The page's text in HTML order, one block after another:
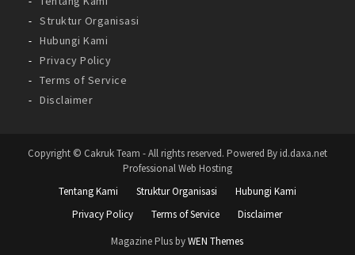
Struktur Organisasi
Hubungi Kami
Privacy Policy
Terms of Service
Disclaimer
Copyright © Cakruk Team - All rights reserved. Powered By id.daxa.net
Professional Web Hosting
Tentang Kami
Struktur Organisasi
Hubungi Kami
Privacy Policy
Terms of Service
Disclaimer
Magazine Plus byWEN Themes